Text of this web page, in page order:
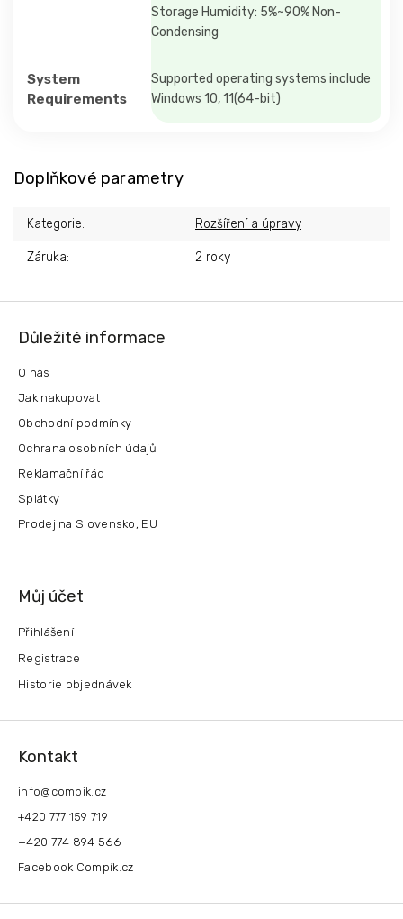
Storage Humidity: 5%~90% Non-
Condensing
System
Requirements
Supported operating systems include
Windows 10, 11(64-bit)
Doplňkové parametry
Kategorie: Rozšíření a úpravy
Záruka: 2 roky
Důležité informace
O nás
Jak nakupovat
Obchodní podmínky
Ochrana osobních údajů
Reklamační řád
Splátky
Prodej na Slovensko, EU
Můj účet
Přihlášení
Registrace
Historie objednávek
Kontakt
info@ compik.cz
+420 777 159 719
+420 774 894 566
Facebook Compík.cz